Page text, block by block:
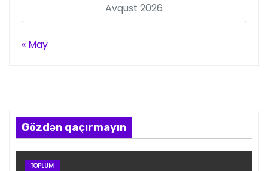
Avqust 2026
« May
Gözdən qaçırmayın
TOPLUM